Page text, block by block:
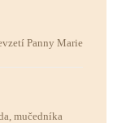
Panny Marie
mučedníka